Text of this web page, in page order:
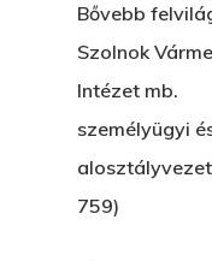
Bővebb
Szolnok
Intézet mb.
személyügyi
759)